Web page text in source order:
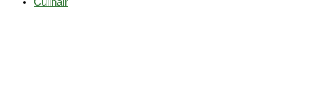
Culinair